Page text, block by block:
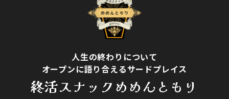
人生の終わりについて
オープンに語り合えるサードプレイス
終活スナックめめんともり